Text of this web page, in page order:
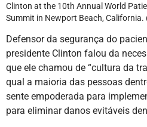
Clinton at the 10th Annual World
Summit in Newport Beach, California.
Defensor da segurança do
presidente Clinton falou da
que ele chamou de “cultura da
qual a maioria das pessoas
sente empoderada para
para eliminar danos evitáveis